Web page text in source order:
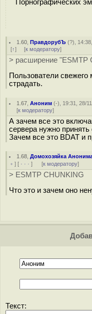
Порнографических
1.60 ,ПравдорубЪ (?),
[↑] [к модератору]
> расширение "ESMTP
Пользователи
страдать.
1.67 ,Аноним (-), 19:31, 28/
[к модератору]
А зачем все это
сервера нужно
Зачем все это BDAT и
1.68 ,Домохозяйка
﹢ ] [ · · · ] [к модератору]
> ESMTP CHUNKING
Что это и зачем оно
Текст: